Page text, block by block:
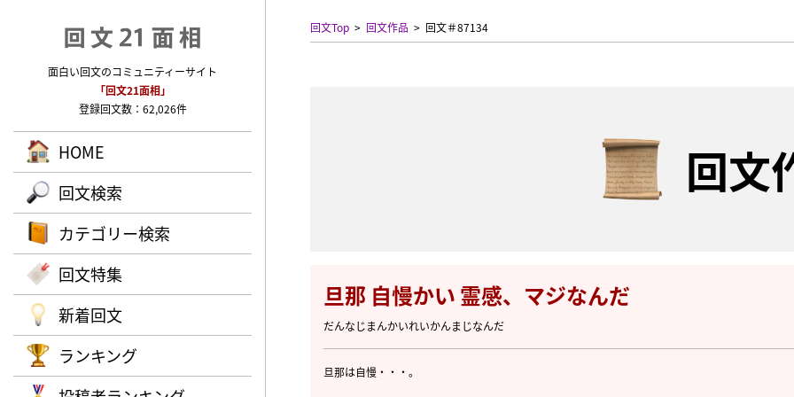
面白い回文のコミュニティーサイト
「回文21面相」
登録回文数：62,026件
HOME
回文検索
カテゴリー検索
回文特集
新着回文
ランキング
回文Top 回文作品 回文＃87134
回文
旦那 自慢かい 霊感、マジなんだ
だんなじまんかいれいかんまじなんだ
旦那は自慢・・・。